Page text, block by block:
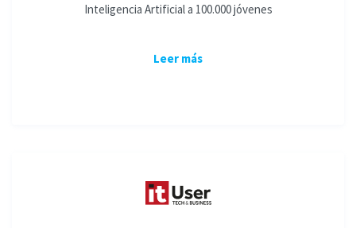
Inteligencia Artificial a 100.000 jóvenes
Leer más